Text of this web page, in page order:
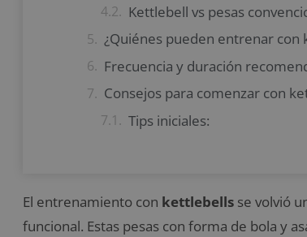
Kettlebell vs pesas
¿Quiénes pueden entrenar con
Frecuencia y duración
Consejos para comenzar con
Tips iniciales:
El entrenamiento con kettlebells se volvió
funcional. Estas pesas con forma de bola y